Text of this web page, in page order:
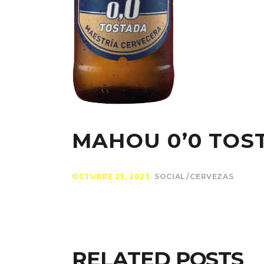
MAHOU 0’0
OCTUBRE 23, 2023 SOCIAL CERVEZAS